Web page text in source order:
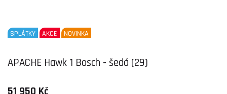
SPLÁTKY AKCE NOVINKA
APACHE Hawk 1 Bosch - šedá (29)
51 950 Kč